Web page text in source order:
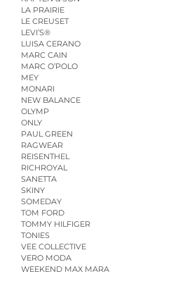
LA PRAIRIE
LE CREUSET
LEVI’S®
LUISA CERANO
MARC CAIN
MARC O’POLO
MEY
MONARI
NEW BALANCE
OLYMP
ONLY
PAUL GREEN
RAGWEAR
REISENTHEL
RICHROYAL
SANETTA
SKINY
SOMEDAY
TOM FORD
TOMMY HILFIGER
TONIES
VEE COLLECTIVE
VERO MODA
WEEKEND MAX MARA